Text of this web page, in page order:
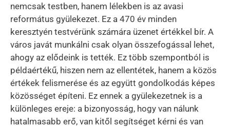
nemcsak testben, hanem lélekben is az avasi
református gyülekezet. Ez a 470 év minden
keresztyén testvérünk számára üzenet értékkel bír. A
város javát munkálni csak olyan összefogással lehet,
ahogy az elődeink is tették. Ez több szempontból is
példaértékű, hiszen nem az ellentétek, hanem a közös
értékek felismerése és az együtt gondolkodás képes
közösséget építeni. Ez ennek a gyülekezetnek is a
különleges ereje: a bizonyosság, hogy van nálunk
hatalmasabb erő, van kitől segítséget kérni és van